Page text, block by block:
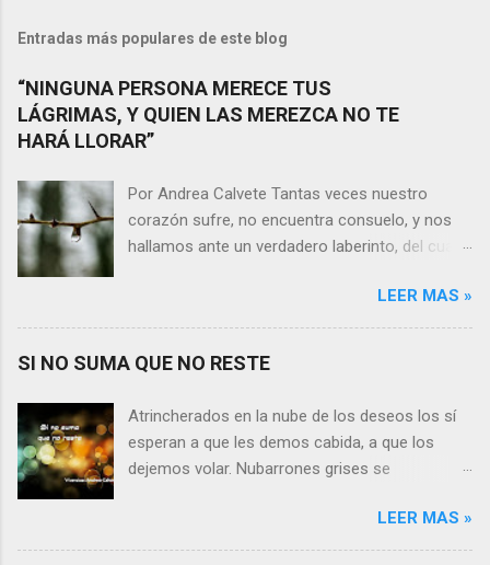
Entradas más populares de este blog
“NINGUNA PERSONA MERECE TUS
LÁGRIMAS, Y QUIEN LAS MEREZCA NO TE
HARÁ LLORAR”
Por Andrea Calvete Tantas veces nuestro
corazón sufre, no encuentra consuelo, y nos
hallamos ante un verdadero laberinto, del cual
razones pierden el sentido, y las respuestas se
alejan tan distantes que no alcanzamos a
nuestras lágrimas?, quizás quien esté
Por otra parte, si nos ponemos a pensar en
algún momento de la vida todos hemos sufrido
por causa de una persona. Entonces ¿cómo
LEER MAS »
SI NO SUMA QUE NO RESTE
Atrincherados en la nube de los deseos los sí
esperan a que les demos cabida, a que los
dejemos volar. Nubarrones grises se
indecisión, o simplemente por no ver con
claridad el camino a seguir. Lo claro es que si
LEER MAS »